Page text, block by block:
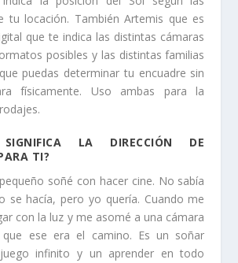
tu locación. También Artemis que es
que te indica las distintas cámaras
posibles y las distintas familias
puedas determinar tu encuadre sin
físicamente. Uso ambas para la
LA DIRECCIÓN DE
TI?
soñé con hacer cine. No sabía
se hacía, pero yo quería. Cuando me
con la luz y me asomé a una cámara
ese era el camino. Es un soñar
infinito y un aprender en todo